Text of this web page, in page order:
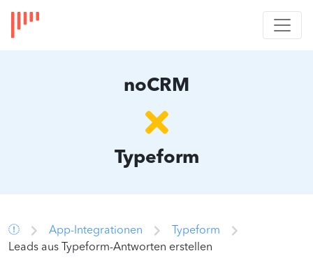
noCRM
Typeform
App-Integrationen
Typeform
Leads aus Typeform-Antworten erstellen